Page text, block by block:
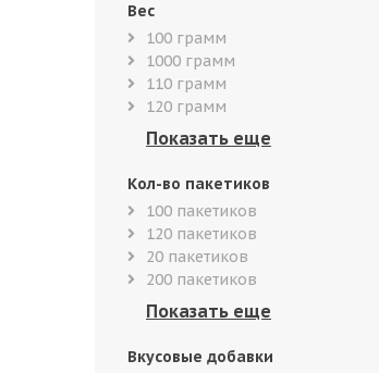
Вес
100 грамм
1000 грамм
110 грамм
120 грамм
Кол-во пакетиков
100 пакетиков
120 пакетиков
20 пакетиков
200 пакетиков
Вкусовые добавки